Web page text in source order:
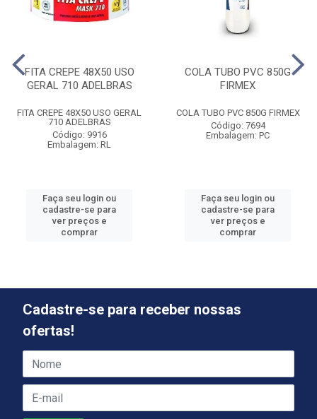
FITA CREPE 48X50 USO
GERAL 710 ADELBRAS
FITA CREPE 48X50 USO GERAL
710 ADELBRAS
Código: 9916
Embalagem: RL
Faça seu login ou
cadastre-se para
ver preços e
comprar
COLA TUBO PVC 850G
FIRMEX
COLA TUBO PVC 850G FIRMEX
Código: 7694
Embalagem: PC
Faça seu login ou
cadastre-se para
ver preços e
comprar
Cadastre-se para receber nossas
ofertas!